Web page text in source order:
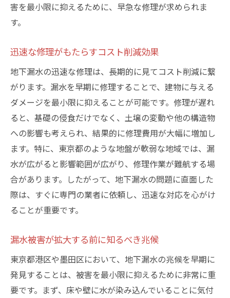
害を最小限に抑えるために、早急な修理が求められま
す。
迅速な修理がもたらすコスト削減効果
地下漏水の迅速な修理は、長期的に見てコスト削減に繋
がります。漏水を早期に修理することで、建物に与える
ダメージを最小限に抑えることが可能です。修理が遅れ
ると、基礎の侵食だけでなく、土壌の変動や他の構造物
への影響も考えられ、結果的に修理費用が大幅に増加し
ます。特に、東京都のような地盤が軟弱な地域では、漏
水が広がると影響範囲が広がり、修理作業が難航する場
合があります。したがって、地下漏水の問題に直面した
際は、すぐに専門の業者に依頼し、迅速な対応を心がけ
ることが重要です。
漏水被害が拡大する前に知るべき兆候
東京都港区や墨田区において、地下漏水の兆候を早期に
発見することは、被害を最小限に抑えるために非常に重
要です。まず、床や壁に水が染み込んでいることに気付